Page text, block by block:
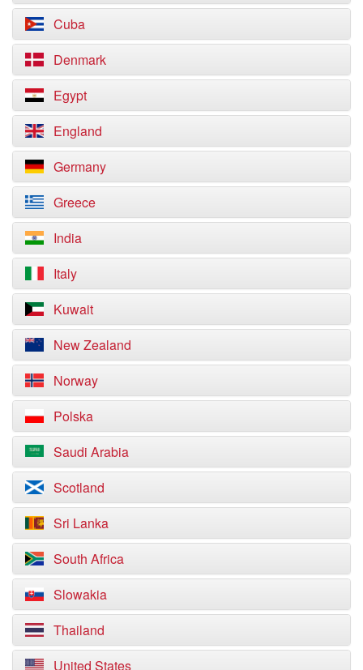
Cuba
Denmark
Egypt
England
Germany
Greece
India
Italy
Kuwait
New Zealand
Norway
Polska
Saudi Arabia
Scotland
Sri Lanka
South Africa
Slowakia
Thailand
United States